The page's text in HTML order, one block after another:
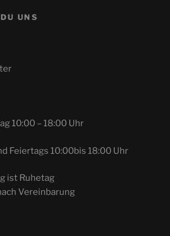
UNS
10:00 – 18:00 Uhr
Feiertags 10:00bis 18:00 Uhr
ist Ruhetag
Vereinbarung